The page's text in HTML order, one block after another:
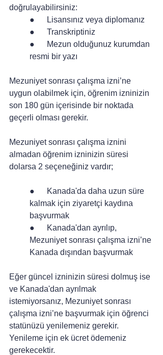
doğrulayabilirsiniz:
●      Lisansınız veya diplomanız
●      Transkriptiniz
●      Mezun olduğunuz kurumdan
resmi bir yazı
Mezuniyet sonrası çalışma izni’ne
uygun olabilmek için, öğrenim izninizin
son 180 gün içerisinde bir noktada
geçerli olması gerekir.
Mezuniyet sonrası çalışma iznini
almadan öğrenim izninizin süresi
dolarsa 2 seçeneğiniz vardır;
●      Kanada'da daha uzun süre
kalmak için ziyaretçi kaydına
başvurmak
●      Kanada'dan ayrılıp,
Mezuniyet sonrası çalışma izni’ne
Kanada dışından başvurmak
Eğer güncel izninizin süresi dolmuş ise
ve Kanada'dan ayrılmak
istemiyorsanız, Mezuniyet sonrası
çalışma izni’ne başvurmak için öğrenci
statünüzü yenilemeniz gerekir.
Yenileme için ek ücret ödemeniz
gerekecektir.